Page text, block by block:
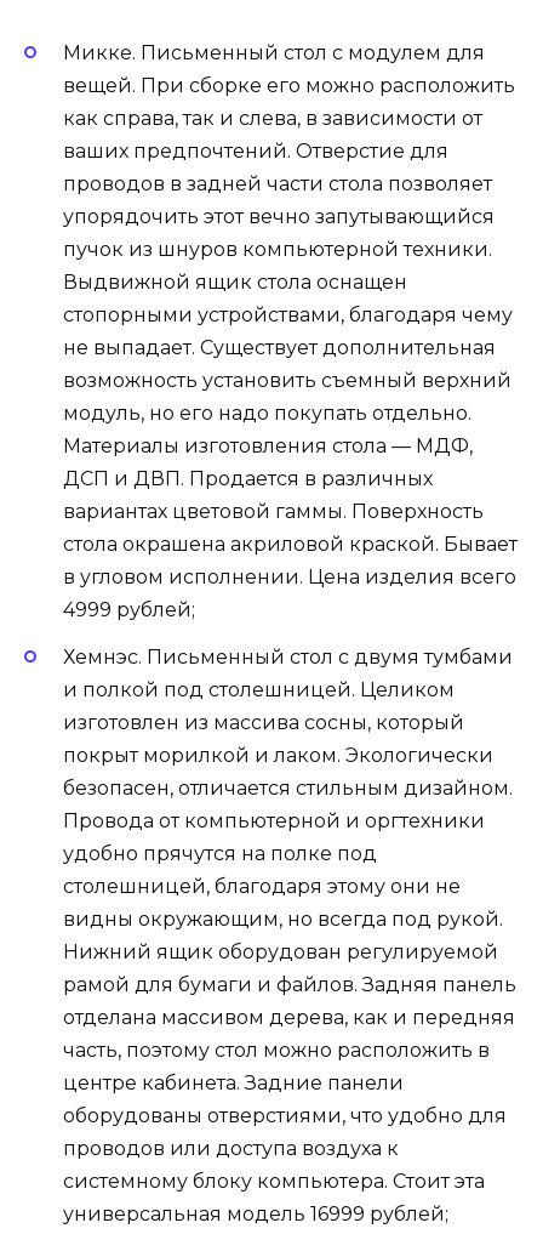
Микке. Письменный стол с модулем для
вещей. При сборке его можно расположить
как справа, так и слева, в зависимости от
ваших предпочтений. Отверстие для
проводов в задней части стола позволяет
упорядочить этот вечно запутывающийся
пучок из шнуров компьютерной техники.
Выдвижной ящик стола оснащен
стопорными устройствами, благодаря чему
не выпадает. Существует дополнительная
возможность установить съемный верхний
модуль, но его надо покупать отдельно.
Материалы изготовления стола — МДФ,
ДСП и ДВП. Продается в различных
вариантах цветовой гаммы. Поверхность
стола окрашена акриловой краской. Бывает
в угловом исполнении. Цена изделия всего
4999 рублей;
Хемнэс. Письменный стол с двумя тумбами
и полкой под столешницей. Целиком
изготовлен из массива сосны, который
покрыт морилкой и лаком. Экологически
безопасен, отличается стильным дизайном.
Провода от компьютерной и оргтехники
удобно прячутся на полке под
столешницей, благодаря этому они не
видны окружающим, но всегда под рукой.
Нижний ящик оборудован регулируемой
рамой для бумаги и файлов. Задняя панель
отделана массивом дерева, как и передняя
часть, поэтому стол можно расположить в
центре кабинета. Задние панели
оборудованы отверстиями, что удобно для
проводов или доступа воздуха к
системному блоку компьютера. Стоит эта
универсальная модель 16999 рублей;